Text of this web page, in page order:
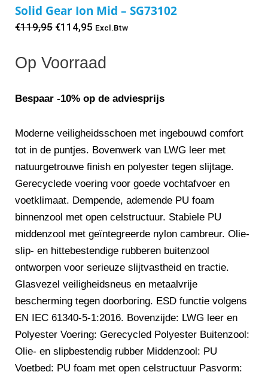
Solid Gear Ion Mid – SG73102
€119,95 Oorspronkelijke
was:
€114,95 Huidige
is:
Excl.Btw
Op Voorraad
Bespaar -10% op de adviesprijs
Moderne veiligheidsschoen met ingebouwd comfort
tot in de puntjes. Bovenwerk van LWG leer met
natuurgetrouwe finish en polyester tegen slijtage.
Gerecyclede voering voor goede vochtafvoer en
voetklimaat. Dempende, ademende PU foam
binnenzool met open celstructuur. Stabiele PU
middenzool met geïntegreerde nylon cambreur. Olie-
slip- en hittebestendige rubberen buitenzool
ontworpen voor serieuze slijtvastheid en tractie.
Glasvezel veiligheidsneus en metaalvrije
bescherming tegen doorboring. ESD functie volgens
EN IEC 61340-5-1:2016. Bovenzijde: LWG leer en
Polyester Voering: Gerecycled Polyester Buitenzool:
Olie- en slipbestendig rubber Middenzool: PU
Voetbed: PU foam met open celstructuur Pasvorm: